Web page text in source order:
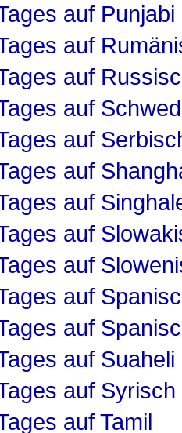
auf Punjabi
auf
auf
auf
auf
auf
auf
auf
auf
auf
auf
auf Suaheli
auf Syrisch
auf Tamil